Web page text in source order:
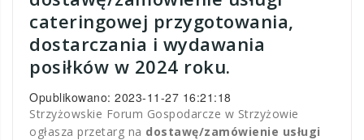
cateringowej przygotowania,
dostarczania i wydawania
posiłków w 2024 roku.
Opublikowano: 2023-11-27 16:21:18
Strzyżowskie Forum Gospodarcze w Strzyżowie
ogłasza przetarg na dostawę/zamówienie usługi